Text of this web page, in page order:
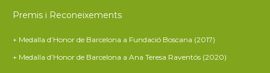
Premis i Reconeixements
+ Medalla d’Honor de Barcelona a Fundació Boscana (2017)
+ Medalla d’Honor de Barcelona a Ana Teresa Raventós (2020)